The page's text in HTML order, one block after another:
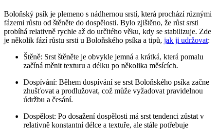
Boloňský psík je plemeno s nádhernou srstí, která prochází různými
fázemi růstu od štěněte do dospělosti. Bylo zjištěno, že růst srsti
probíhá relativně rychle až do určitého věku, kdy se stabilizuje. Zde
je několik fází růstu srsti u Boloňského psíka a tipů, jak ji udržovat:
Štěně: Srst štěněte je obvykle jemná a krátká, která pomalu
začíná měnit texturu a délku po několika měsících.
Dospívání: Během dospívání se srst Boloňského psíka začne
zhušťovat a prodlužovat, což může vyžadovat pravidelnou
údržbu a česání.
Dospělost: Po dosažení dospělosti má srst tendenci zůstat v
relativně konstantní délce a textuře, ale stále potřebuje